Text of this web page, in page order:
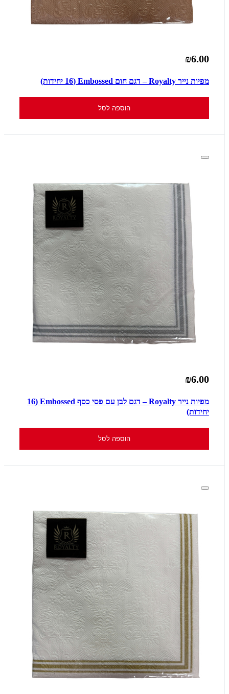
₪6.00
מפיות נייר Royalty – דגם חום Embossed (16 יחידות)
הוספה לסל
₪6.00
מפיות נייר Royalty – דגם לבן עם פסי כסף Embossed (16
יחידות)
הוספה לסל